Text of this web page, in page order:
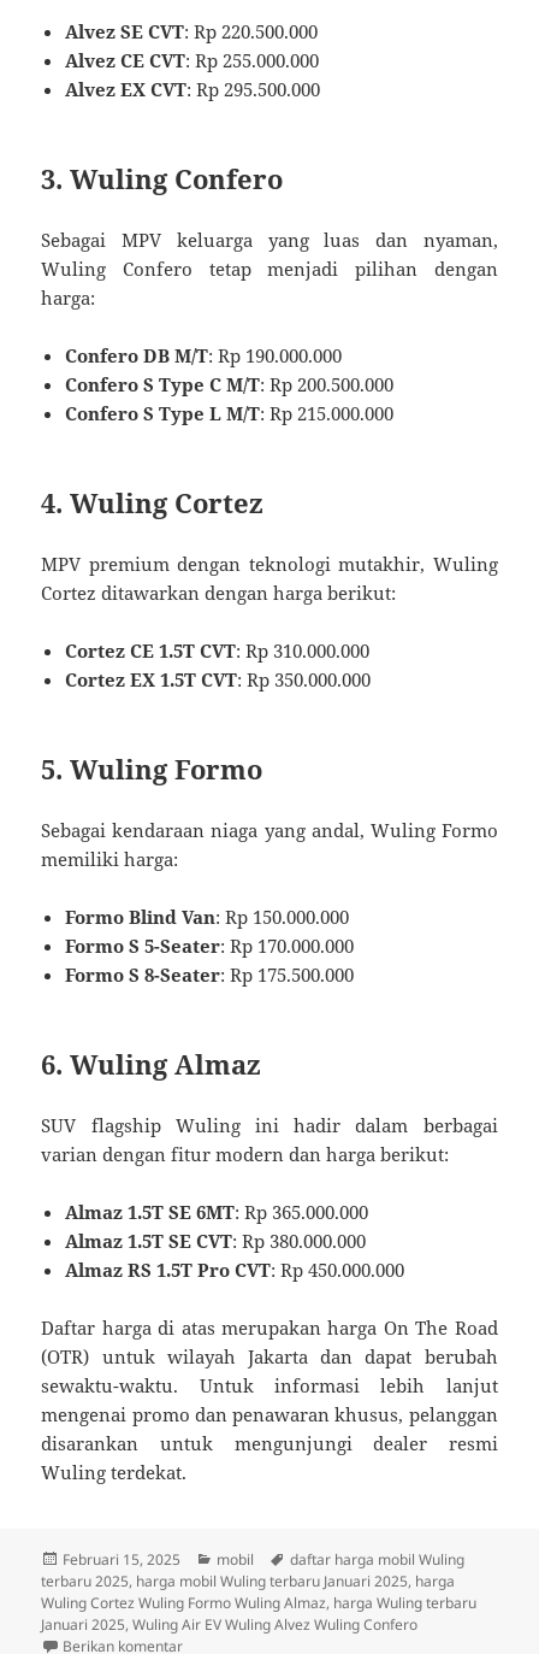
Alvez SE CVT: Rp 220.500.000
Alvez CE CVT: Rp 255.000.000
Alvez EX CVT: Rp 295.500.000
3. Wuling Confero
Sebagai MPV keluarga yang luas dan nyaman,
Wuling Confero tetap menjadi pilihan dengan
harga:
Confero DB M/T: Rp 190.000.000
Confero S Type C M/T: Rp 200.500.000
Confero S Type L M/T: Rp 215.000.000
4. Wuling Cortez
MPV premium dengan teknologi mutakhir, Wuling
Cortez ditawarkan dengan harga berikut:
Cortez CE 1.5T CVT: Rp 310.000.000
Cortez EX 1.5T CVT: Rp 350.000.000
5. Wuling Formo
Sebagai kendaraan niaga yang andal, Wuling Formo
memiliki harga:
Formo Blind Van: Rp 150.000.000
Formo S 5-Seater: Rp 170.000.000
Formo S 8-Seater: Rp 175.500.000
6. Wuling Almaz
SUV flagship Wuling ini hadir dalam berbagai
varian dengan fitur modern dan harga berikut:
Almaz 1.5T SE 6MT: Rp 365.000.000
Almaz 1.5T SE CVT: Rp 380.000.000
Almaz RS 1.5T Pro CVT: Rp 450.000.000
Daftar harga di atas merupakan harga On The Road
(OTR) untuk wilayah Jakarta dan dapat berubah
sewaktu-waktu. Untuk informasi lebih lanjut
mengenai promo dan penawaran khusus, pelanggan
disarankan untuk mengunjungi dealer resmi
Wuling terdekat.
Diposkan
pada
Februari 15, 2025 Kategori
mobil Tag
daftar harga mobil Wuling
terbaru 2025, harga mobil Wuling terbaru Januari 2025, harga
Wuling Cortez Wuling Formo Wuling Almaz, harga Wuling terbaru
Januari 2025,Wuling Air EV Wuling Alvez Wuling Confero
Berikan komentaruntuk Daftar Harga Mobil Wuling Terbaru Januari